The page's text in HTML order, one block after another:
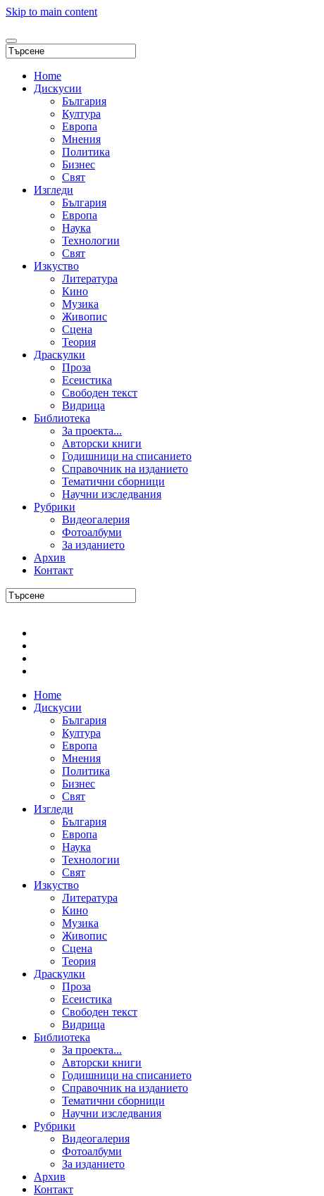
Skip to main content
Home
Дискусии
България
Култура
Европа
Мнения
Политика
Бизнес
Свят
Изгледи
България
Европа
Наука
Технологии
Свят
Изкуство
Литература
Кино
Музика
Живопис
Сцена
Теория
Драскулки
Проза
Есеистика
Свободен текст
Видрица
Библиотека
За проекта...
Авторски книги
Годишници на списанието
Справочник на изданието
Тематични сборници
Научни изследвания
Рубрики
Видеогалерия
Фотоалбуми
За изданието
Архив
Контакт
Home
Дискусии
България
Култура
Европа
Мнения
Политика
Бизнес
Свят
Изгледи
България
Европа
Наука
Технологии
Свят
Изкуство
Литература
Кино
Музика
Живопис
Сцена
Теория
Драскулки
Проза
Есеистика
Свободен текст
Видрица
Библиотека
За проекта...
Авторски книги
Годишници на списанието
Справочник на изданието
Тематични сборници
Научни изследвания
Рубрики
Видеогалерия
Фотоалбуми
За изданието
Архив
Контакт